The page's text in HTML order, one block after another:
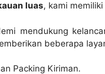
luas, kami
mendukung
beberapa
Packing Kiriman.